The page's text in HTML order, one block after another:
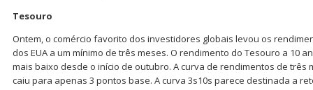
Tesouro
Ontem, o comércio favorito dos investidores globais levou os
dos EUA a um mínimo de três meses. O rendimento do Tesouro a 10
mais baixo desde o início de outubro. A curva de rendimentos de três
caiu para apenas 3 pontos base. A curva 3s10s parece destinada a